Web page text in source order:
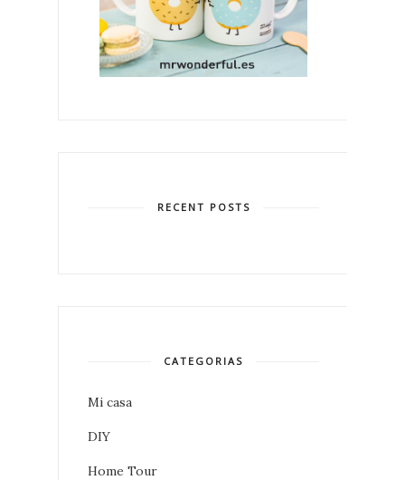
RECENT POSTS
CATEGORIAS
Mi casa
DIY
Home Tour